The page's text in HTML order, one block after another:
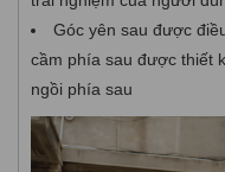
Góc yên sau được
cầm phía sau được thiết
ngồi phía sau